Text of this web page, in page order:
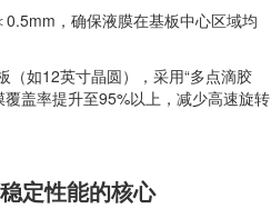
，确保液膜在基板中心区域均
（如12英寸晶圆），采用“多点滴胶
盖率提升至95%以上，减少高速旋转
定性能的核心